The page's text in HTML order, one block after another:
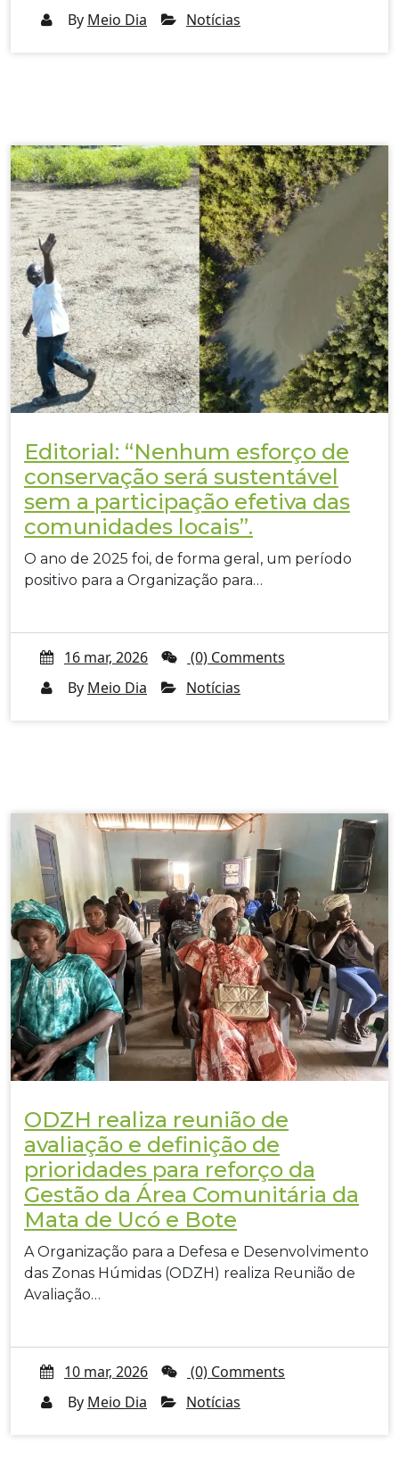
By Meio Dia Notícias
Editorial: “Nenhum esforço de
conservação será sustentável
sem a participação efetiva das
comunidades locais”.
O ano de 2025 foi, de forma geral, um período
positivo para a Organização para…
16 mar, 2026
(0) Comments
By Meio Dia Notícias
ODZH realiza reunião de
avaliação e definição de
prioridades para reforço da
Gestão da Área Comunitária da
Mata de Ucó e Bote
A Organização para a Defesa e Desenvolvimento
das Zonas Húmidas (ODZH) realiza Reunião de
Avaliação…
10 mar, 2026
(0) Comments
By Meio Dia Notícias